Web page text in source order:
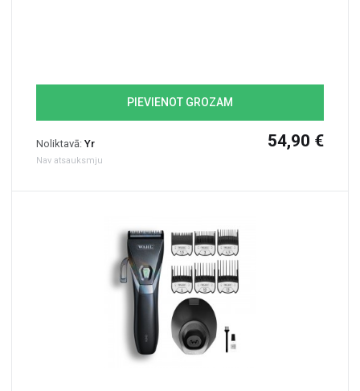
PIEVIENOT GROZAM
Noliktavā: Yr
Nav atsauksmju
54,90 €